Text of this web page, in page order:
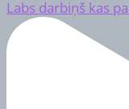
Labs darbiņš kas